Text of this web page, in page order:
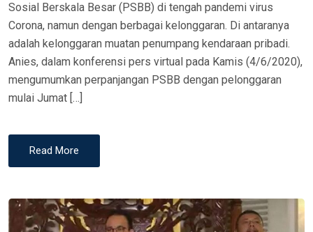
Sosial Berskala Besar (PSBB) di tengah pandemi virus
Corona, namun dengan berbagai kelonggaran. Di antaranya
adalah kelonggaran muatan penumpang kendaraan pribadi.
Anies, dalam konferensi pers virtual pada Kamis (4/6/2020),
mengumumkan perpanjangan PSBB dengan pelonggaran
mulai Jumat […]
Read More